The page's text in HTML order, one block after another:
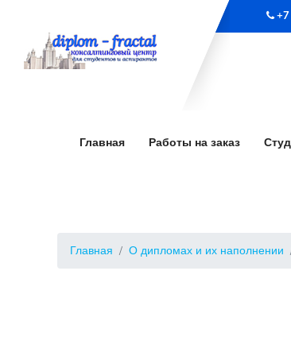
Главная Работы на заказ
Главная О дипломах и их наполнении